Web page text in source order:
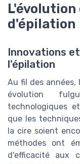
d'épilation
Innovations
l'épilation
Au fil des
évolution
technologiques
que les
la cire soient
méthodes ont
d'efficacité aux